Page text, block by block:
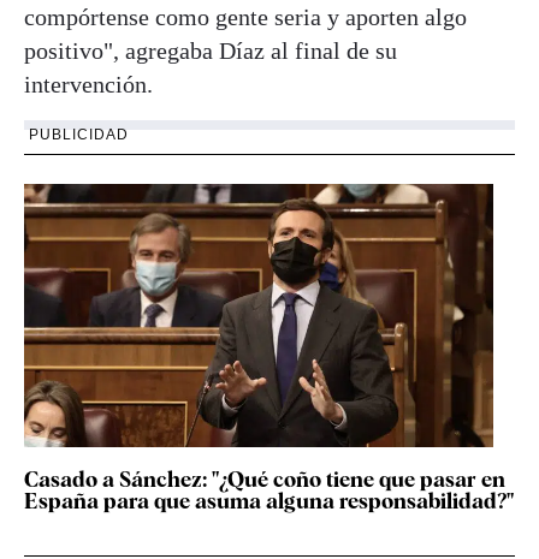
compórtense como gente seria y aporten algo
positivo", agregaba Díaz al final de su
intervención.
PUBLICIDAD
Casado a Sánchez: "¿Qué coño tiene que pasar en
España para que asuma alguna responsabilidad?"